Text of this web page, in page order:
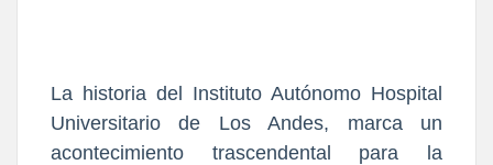
La historia del Instituto Autónomo Hospital
Universitario de Los Andes, marca un
acontecimiento trascendental para la